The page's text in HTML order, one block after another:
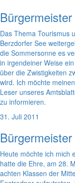
Das Thema Tourismus
Berzdorfer See
die Sommersonne es
in irgendeiner Weise
über die Zwistigkeiten
wird. Ich möchte
Leser unseres
zu informieren.
31. Juli 2011
Heute möchte ich mich
hatte die Ehre, am 28.
achten Klassen der